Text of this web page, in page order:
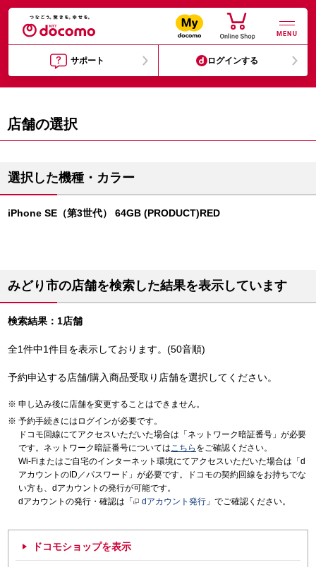
MENU
サポート ログインする
店舗の選択
選択した機種・カラー
iPhone SE（第3世代） 64GB (PRODUCT)RED
みどり市の店舗を検索した結果を表示しています
検索結果：1店舗
全1件中1件目を表示しております。(50音順)
予約申込する店舗/購入商品受取り店舗を選択してください。
申し込み後に店舗を変更することはできません。
予約手続きにはログインが必要です。
ドコモ回線にてアクセスいただいた場合は「ネットワーク暗証番号」が必要
です。ネットワーク暗証番号についてはこちら をご確認ください。
Wi-Fiまたはご自宅のインターネット環境にてアクセスいただいた場合は「d
アカウントのID／パスワード」が必要です。ドコモの契約回線をお持ちでな
い方も、dアカウントの発行が可能です。
dアカウントの発行・確認は「
dアカウント発行 」でご確認ください。
ドコモショップを表示